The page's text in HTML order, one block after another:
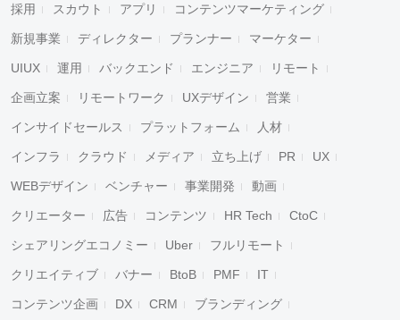
採用 スカウト アプリ コンテンツマーケティング
新規事業 ディレクター プランナー マーケター
UIUX 運用 バックエンド エンジニア リモート
企画立案 リモートワーク UXデザイン 営業
インサイドセールス プラットフォーム 人材
インフラ クラウド メディア 立ち上げ PR UX
WEBデザイン ベンチャー 事業開発 動画
クリエーター 広告 コンテンツ HR Tech CtoC
シェアリングエコノミー Uber フルリモート
クリエイティブ バナー BtoB PMF IT
コンテンツ企画 DX CRM ブランディング